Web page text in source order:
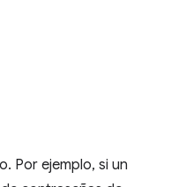
Por ejemplo, si un